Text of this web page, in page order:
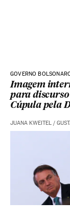
GOVERNO
Imagem
para
Cúpula pela
JUANA KWEITEL /